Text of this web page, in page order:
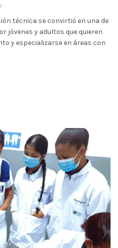
técnica se convirtió en una de
jóvenes y adultos que quieren
y especializarse en áreas con